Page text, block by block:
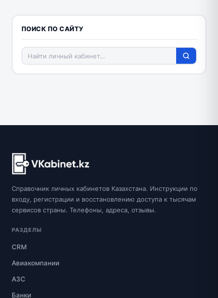
ПОИСК ПО САЙТУ
Справочник личных кабинетов Казахстана. Инструкции по
входу, регистрации и восстановлению доступа к тысячам
сервисов страны. Телефоны, адреса, отзывы.
РАЗДЕЛЫ
CRM
Авиакомпании
АЗС
Банки